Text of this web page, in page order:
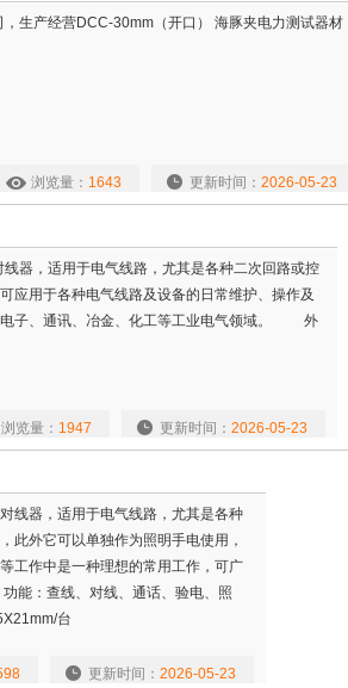
生产经营DCC-30mm（开口） 海豚夹电力测试器材
更新时间： 2026-05-23
浏览量： 1643
器，适用于电气线路，尤其是各种二次回路或控
应用于各种电气线路及设备的日常维护、操作及
电子、通讯、冶金、化工等工业电气领域。 外
更新时间： 2026-05-23
浏览量： 1947
线器，适用于电气线路，尤其是各种
此外它可以单独作为照明手电使用，
工作中是一种理想的常用工作，可广
能：查线、对线、通话、验电、照
台
更新时间： 2026-05-23